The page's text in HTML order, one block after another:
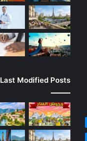
Last Modified Posts